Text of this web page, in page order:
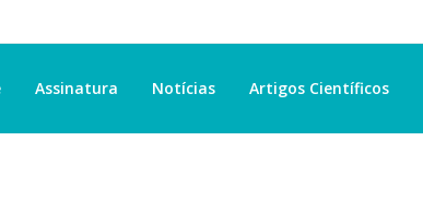
Assinatura Notícias Artigos Científicos